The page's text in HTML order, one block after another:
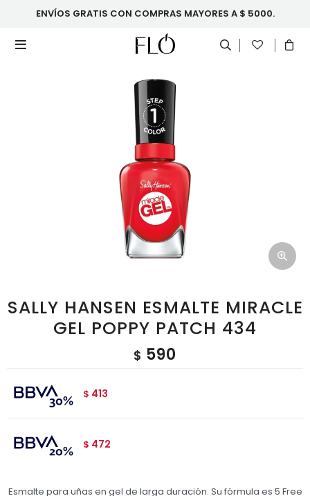
ENVÍOS GRATIS CON COMPRAS MAYORES A $ 5000.

SALLY HANSEN ESMALTE MIRACLE
GEL POPPY PATCH 434
$ 590
$ 413
$ 472
Esmalte para uñas en gel de larga duración. Su fórmula es 5 Free